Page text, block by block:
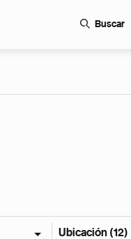
Buscar
Ubicación (12)